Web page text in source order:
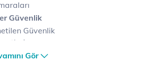
Güvenlik
Güvenlik
Güvenlik Merkezi
Gör